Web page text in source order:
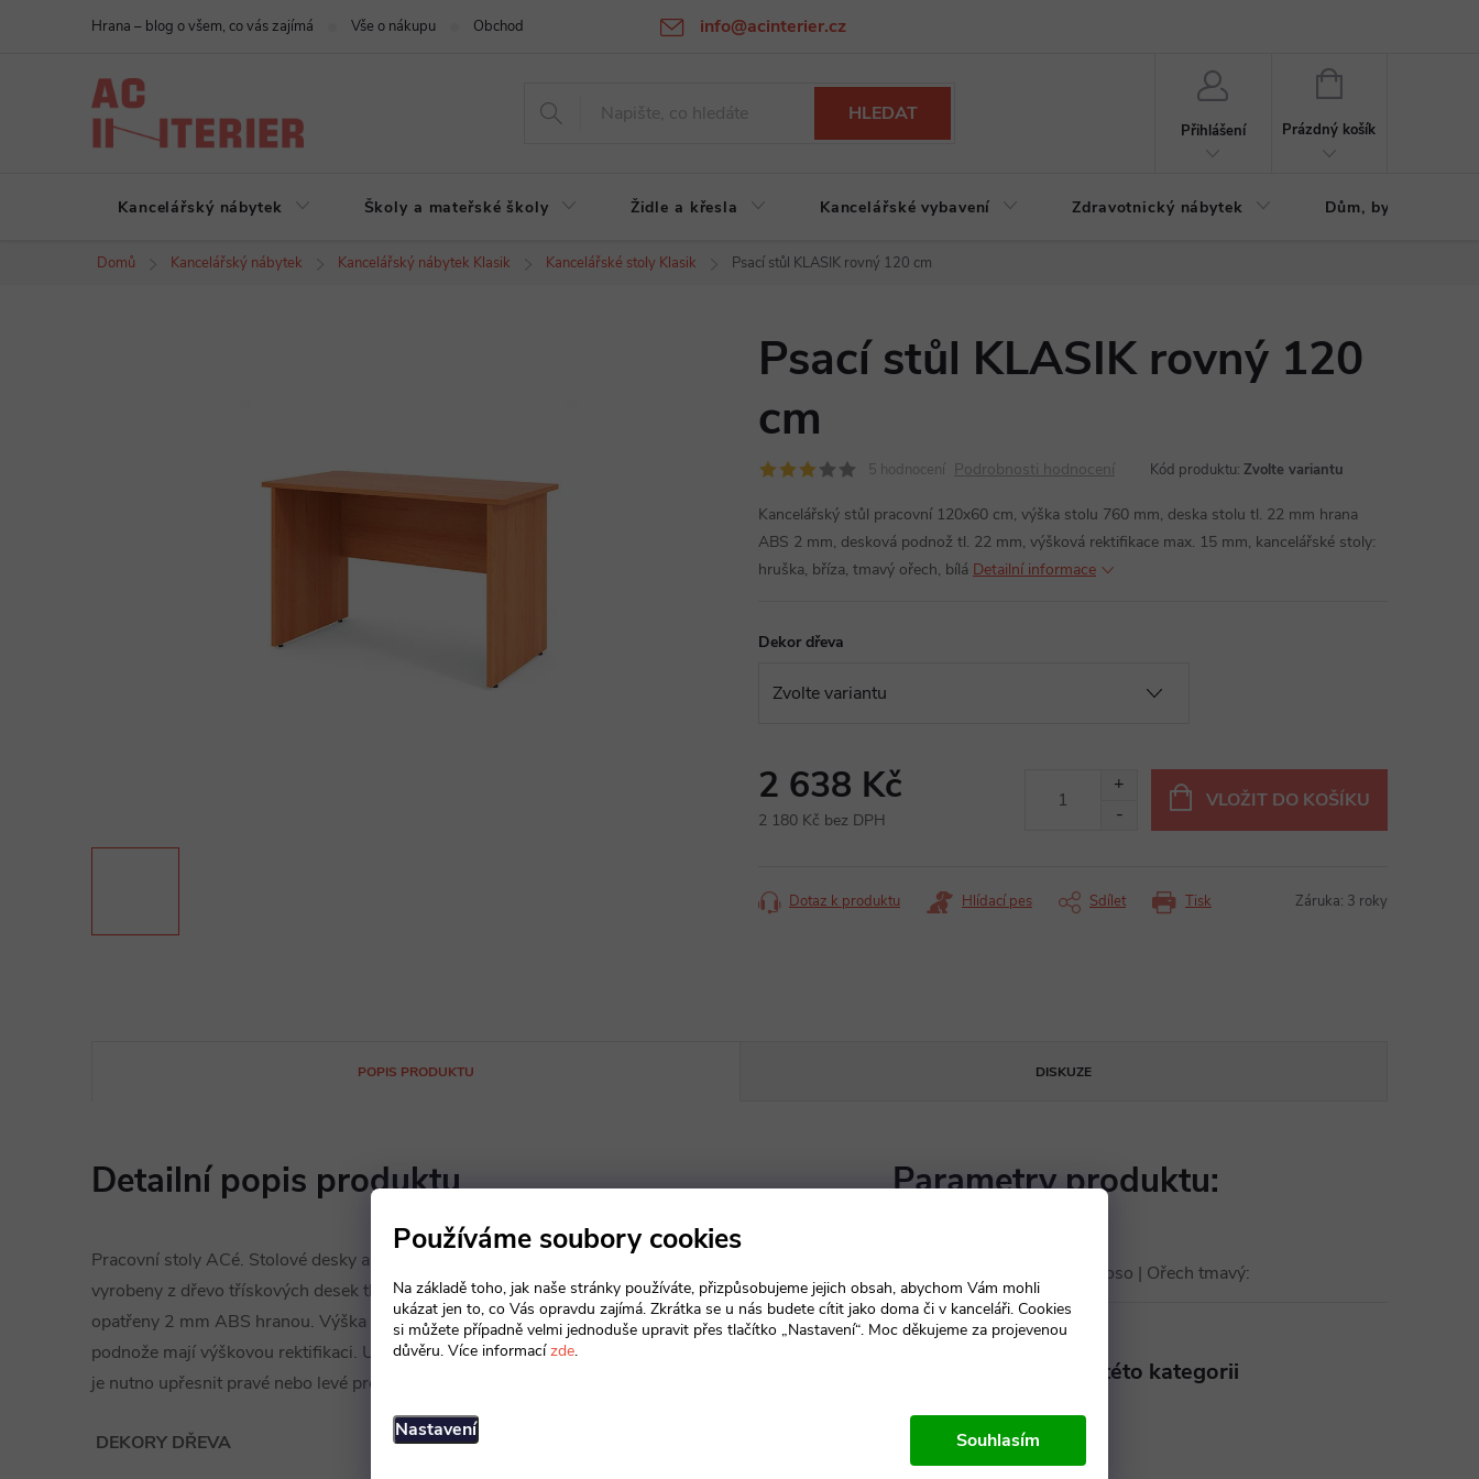
Používáme soubory cookies
Na základě toho, jak naše stránky používáte, přizpůsobujeme jejich obsah, abychom Vám mohli
ukázat jen to, co Vás opravdu zajímá. Zkrátka se u nás budete cítit jako doma či v kanceláři. Cookies
si můžete případně velmi jednoduše upravit přes tlačítko „Nastavení“. Moc děkujeme za projevenou
důvěru. Více informacízde.
Nastavení Souhlasím
info@acinterier.cz
Hrana – blog o všem, co vás zajímá Vše o nákupu Obchodní podmínky Ochrana osobních údajů Atypická výroba na zakázku
HLEDAT
Přihlášení
NÁKUPNÍ
Prázdný košík
Kancelářský nábytek Školy a mateřské školy Židle a křesla Kancelářské vybavení Zdravotnický nábytek Dům, byt, zahrada
Domů Kancelářský nábytek Kancelářský nábytek Klasik Kancelářské stoly Klasik Psací stůl KLASIK rovný 120 cm
Psací stůl KLASIK rovný 120
cm
5 hodnocení Podrobnosti hodnocení Kód produktu: Zvolte variantu
Kancelářský stůl pracovní 120x60 cm, výška stolu 760 mm, deska stolu tl. 22 mm hrana
ABS 2 mm, desková podnož tl. 22 mm, výšková rektifikace max. 15 mm, kancelářské stoly:
hruška, bříza, tmavý ořech, bílá Detailní informace
Dekor dřeva
2 638 Kč
2 180 Kč bez DPH
VLOŽIT DO KOŠÍKU
Tisk
Dotaz k produktu Hlídací pes Sdílet Záruka: 3 roky
POPIS PRODUKTU DISKUZE
Detailní popis produktu
Pracovní stoly ACé. Stolové desky a podnože jsou
vyrobeny z dřevo třískových desek tloušťky 22 mm a
opatřeny 2 mm ABS hranou. Výška stolů je 760 mm,
podnože mají výškovou rektifikaci. U tvarovaných stolů
je nutno upřesnit pravé nebo levé provedení.
DEKORY DŘEVA
Parametry produktu:
Bříza | Hruška | Hruška aroso | Ořech tmavý:
Produkt naleznete v této kategorii
Kancelářské stoly Klasik